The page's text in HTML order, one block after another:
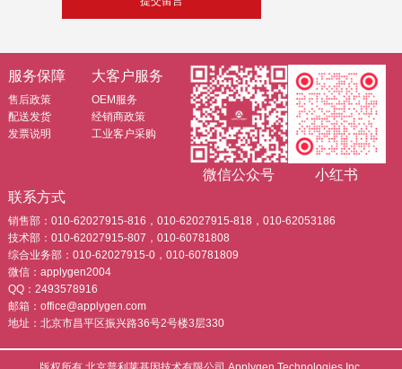
服务保障
售后政策
配送发货
发票说明
大客户服务
OEM服务
经销商政策
工业客户采购
微信公众号
小红书
联系方式
销售部：010-62027915-816，010-62027915-818，010-62053186
技术部：010-62027915-807，010-60781808
综合业务部：010-62027915-0，010-60781809
微信：applygen2004
QQ：2493578916
邮箱：office@applygen.com
地址：北京市昌平区振兴路36号2号楼3层330